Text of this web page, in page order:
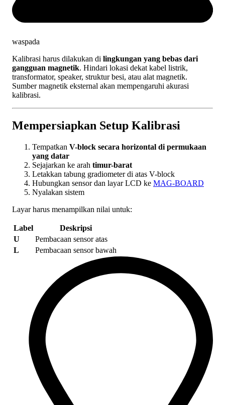
waspada
Kalibrasi harus dilakukan di lingkungan yang bebas dari
gangguan magnetik. Hindari lokasi dekat kabel listrik,
transformator, speaker, struktur besi, atau alat magnetik.
Sumber magnetik eksternal akan mempengaruhi akurasi
kalibrasi.
Mempersiapkan Setup Kalibrasi
Tempatkan V-block secara horizontal di permukaan
yang datar
Sejajarkan ke arah timur-barat
Letakkan tabung gradiometer di atas V-block
Hubungkan sensor dan layar LCD ke MAG-BOARD
Nyalakan sistem
Layar harus menampilkan nilai untuk:
Label
Deskripsi
U
Pembacaan sensor atas
L
Pembacaan sensor bawah